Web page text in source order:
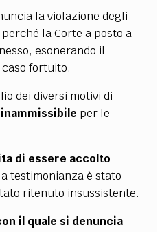
la violazione degli
la Corte a posto a
esonerando il
fortuito.
dei diversi motivi di
inammissibile per le
di essere accolto
testimonianza è stato
ritenuto insussistente.
il quale si denuncia